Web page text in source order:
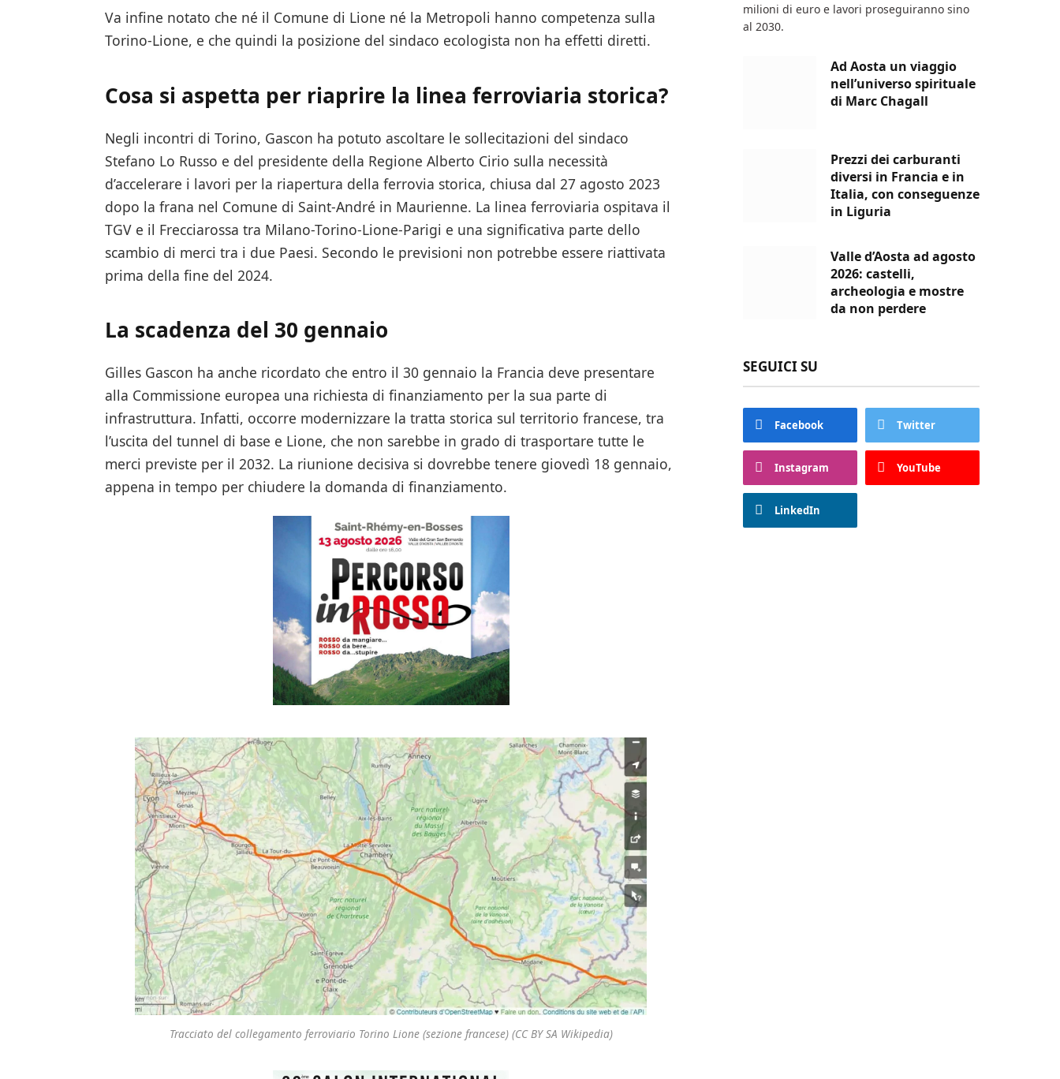
Va infine notato che né il Comune di Lione né la Metropoli hanno competenza sulla
Torino-Lione, e che quindi la posizione del sindaco ecologista non ha effetti diretti.
Cosa si aspetta per riaprire la linea ferroviaria storica?
Negli incontri di Torino, Gascon ha potuto ascoltare le sollecitazioni del sindaco
Stefano Lo Russo e del presidente della Regione Alberto Cirio sulla necessità
d’accelerare i lavori per la riapertura della ferrovia storica, chiusa dal 27 agosto 2023
dopo la frana nel Comune di Saint-André in Maurienne. La linea ferroviaria ospitava il
TGV e il Frecciarossa tra Milano-Torino-Lione-Parigi e una significativa parte dello
scambio di merci tra i due Paesi. Secondo le previsioni non potrebbe essere riattivata
prima della fine del 2024.
La scadenza del 30 gennaio
Gilles Gascon ha anche ricordato che entro il 30 gennaio la Francia deve presentare
alla Commissione europea una richiesta di finanziamento per la sua parte di
infrastruttura. Infatti, occorre modernizzare la tratta storica sul territorio francese, tra
l’uscita del tunnel di base e Lione, che non sarebbe in grado di trasportare tutte le
merci previste per il 2032. La riunione decisiva si dovrebbe tenere giovedì 18 gennaio,
appena in tempo per chiudere la domanda di finanziamento.
Tracciato del collegamento ferroviario Torino Lione (sezione francese) (CC BY SA Wikipedia)
milioni di euro e lavori proseguiranno sino
al 2030.
Ad Aosta un viaggio
nell’universo spirituale
di Marc Chagall
Prezzi dei carburanti
diversi in Francia e in
Italia, con conseguenze
in Liguria
Valle d’Aosta ad agosto
2026: castelli,
archeologia e mostre
da non perdere
SEGUICI SU
Facebook Twitter
Instagram YouTube
LinkedIn